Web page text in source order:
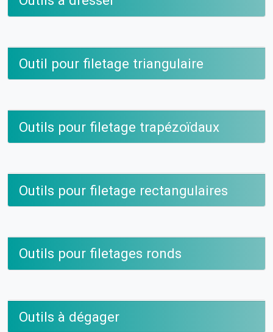
Outil pour filetage triangulaire
Outils pour filetage trapézoïdaux
Outils pour filetage rectangulaires
Outils pour filetages ronds
Outils à dégager